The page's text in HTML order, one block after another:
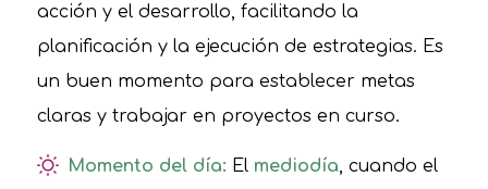
acción y el desarrollo, facilitando la
planificación y la ejecución de estrategias. Es
un buen momento para establecer metas
claras y trabajar en proyectos en curso.
Momento del día: El mediodía, cuando el